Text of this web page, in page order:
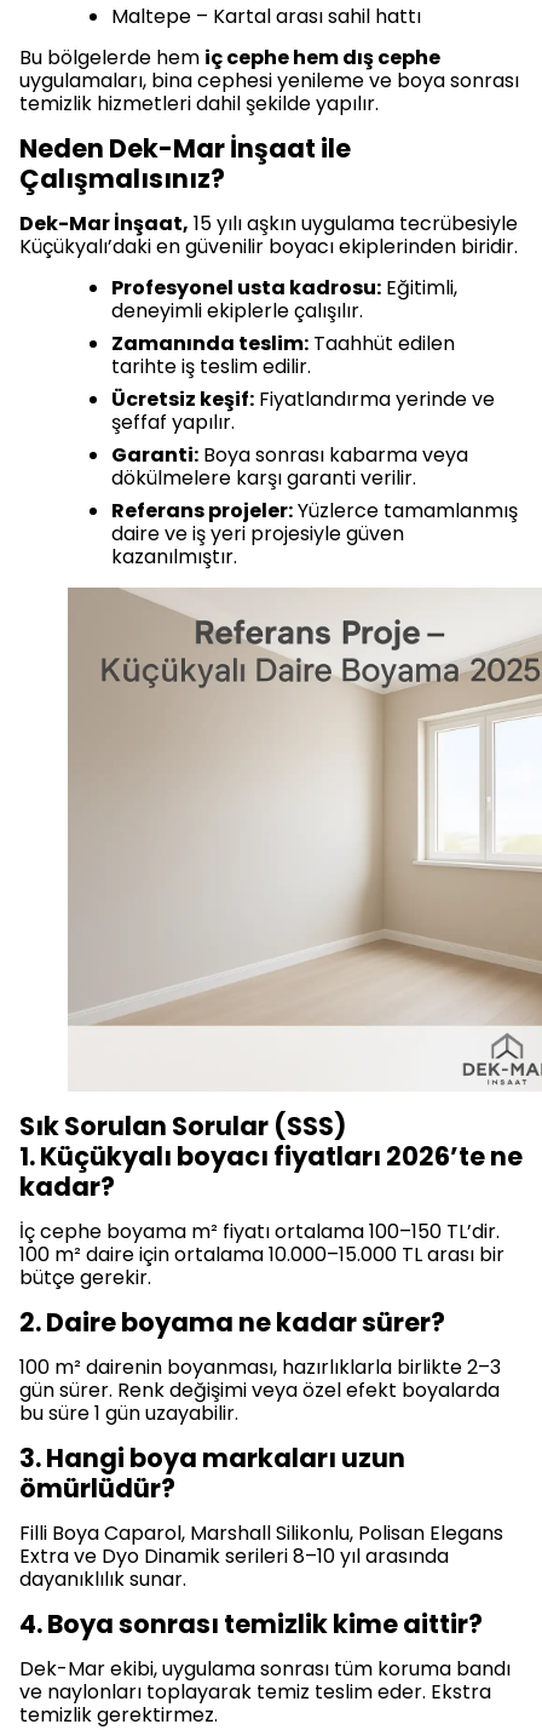
Maltepe – Kartal arası sahil hattı
Bu bölgelerde hem iç cephe hem dış cephe
uygulamaları, bina cephesi yenileme ve boya sonrası
temizlik hizmetleri dahil şekilde yapılır.
Neden Dek-Mar İnşaat ile
Çalışmalısınız?
Dek-Mar İnşaat, 15 yılı aşkın uygulama tecrübesiyle
Küçükyalı’daki en güvenilir boyacı ekiplerinden biridir.
Profesyonel usta kadrosu: Eğitimli,
deneyimli ekiplerle çalışılır.
Zamanında teslim: Taahhüt edilen
tarihte iş teslim edilir.
Ücretsiz keşif: Fiyatlandırma yerinde ve
şeffaf yapılır.
Garanti: Boya sonrası kabarma veya
dökülmelere karşı garanti verilir.
Referans projeler:Yüzlerce tamamlanmış
daire ve iş yeri projesiyle güven
kazanılmıştır.
Sık Sorulan Sorular (SSS)
1. Küçükyalı boyacı fiyatları 2026’te ne
kadar?
İç cephe boyama m² fiyatı ortalama 100–150 TL’dir.
100 m² daire için ortalama 10.000–15.000 TL arası bir
bütçe gerekir.
2. Daire boyama ne kadar sürer?
100 m² dairenin boyanması, hazırlıklarla birlikte 2–3
gün sürer. Renk değişimi veya özel efekt boyalarda
bu süre 1 gün uzayabilir.
3. Hangi boya markaları uzun
ömürlüdür?
Filli Boya Caparol, Marshall Silikonlu, Polisan Elegans
Extra ve Dyo Dinamik serileri 8–10 yıl arasında
dayanıklılık sunar.
4. Boya sonrası temizlik kime aittir?
Dek-Mar ekibi, uygulama sonrası tüm koruma bandı
ve naylonları toplayarak temiz teslim eder. Ekstra
temizlik gerektirmez.